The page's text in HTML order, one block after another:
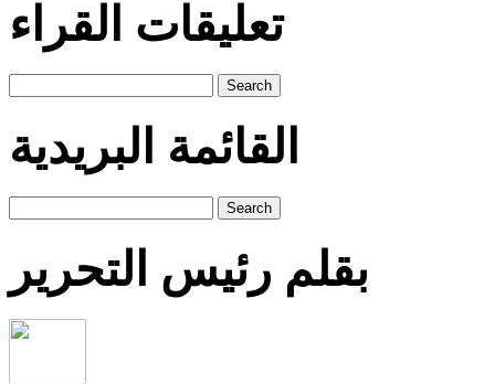
تعليقات القراء
Search
القائمة البريدية
Search
بقلم رئيس التحرير